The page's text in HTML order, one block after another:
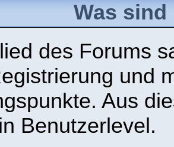
Was
des Forums
und
Aus
Benutzerlevel.